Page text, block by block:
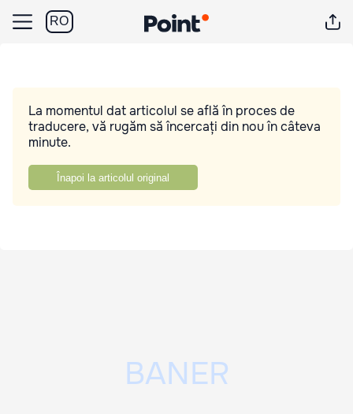
RO
La momentul dat articolul se află în proces de
traducere, vă rugăm să încercați din nou în câteva
minute.
Înapoi la articolul original